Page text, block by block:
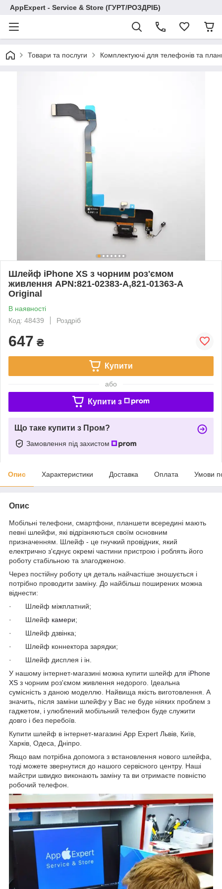
AppExpert - Service & Store (ГУРТ/РОЗДРІБ)
Товари та послуги Комплектуючі для телефонів та
Шлейф iPhone XS з чорним роз'ємом
живлення APN:821-02383-A,821-01363-A
Original
В наявності
Код: 48439
Роздріб
647 ₴
Купити
або
Купити з
Що таке купити з Пром?
Замовлення під захистом
Опис Характеристики Доставка Оплата Умови
Опис
Мобільні телефони, смартфони, планшети всередині мають
певні шлейфи, які відрізняються своїм основним
призначенням. Шлейф - це гнучкий провідник, який
електрично з'єднує окремі частини пристрою і роблять його
роботу стабільною та злагодженою.
Через постійну роботу ця деталь найчастіше зношується і
потрібно проводити заміну. До найбільш поширених можна
віднести:
· Шлейф міжплатний;
· Шлейф камери;
· Шлейф дзвінка;
· Шлейф коннектора зарядки;
· Шлейф дисплея і ін.
У нашому інтернет-магазині можна купити шлейф для iPhone
XS з чорним роз'ємом живлення недорого. Ідеальна
сумісність з даною моделлю. Найвища якість виготовлення. А
значить, після заміни шлейфу у Вас не буде ніяких проблем з
гаджетом, і улюблений мобільний телефон буде служити
довго і без перебоїв.
Купити шлейф в інтернет-магазині App Expert Львів, Київ,
Харків, Одеса, Дніпро.
Якщо вам потрібна допомога з встановлення нового шлейфа,
тоді можете звернутися до нашого сервісного центру. Наші
майстри швидко виконають заміну та ви отримаєте повністю
робочий телефон.